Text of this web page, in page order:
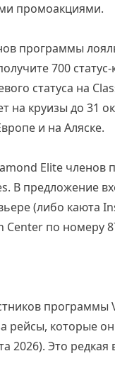
промоакциями.
программы
700
статуса на
на круизы до 31
и на Аляске.
Elite членов
В предложение
(либо каюта
по номеру
программы
рейсы, которые
2026). Это